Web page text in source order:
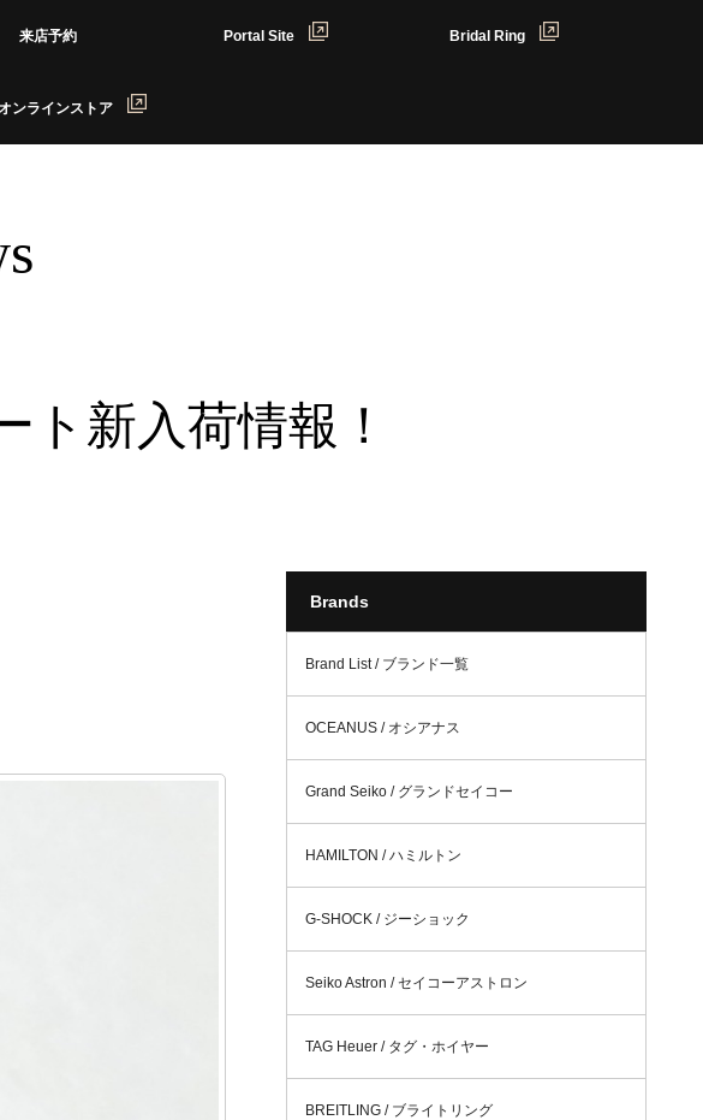
来店予約 Portal Site Bridal Ring
ンラインストア
ト新入荷情報！
Brands
Brand List / ブランド一覧
OCEANUS / オシアナス
Grand Seiko / グランドセイコー
HAMILTON / ハミルトン
G-SHOCK / ジーショック
Seiko Astron / セイコーアストロン
TAG Heuer / タグ・ホイヤー
BREITLING / ブライトリング